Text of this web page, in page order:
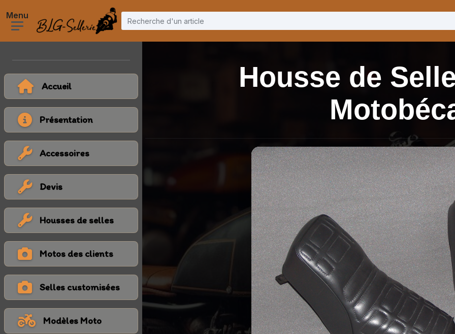
Accueil
Présentation
Accessoires
Devis
Housses de selles
Motos des clients
Selles customisées
Modèles Moto
Housse de